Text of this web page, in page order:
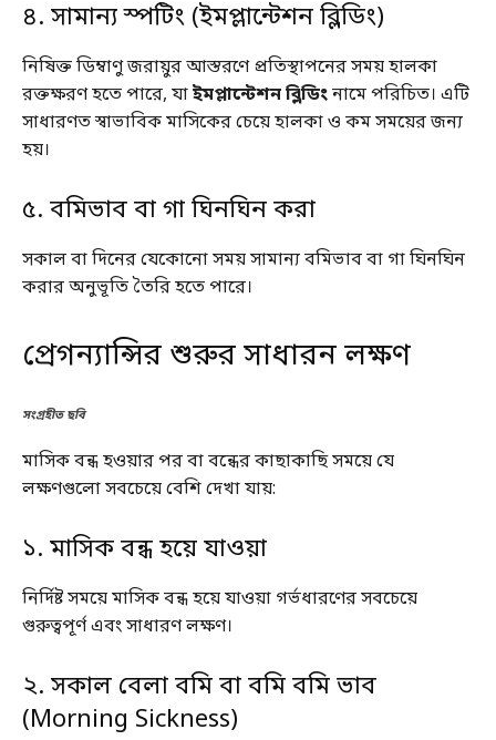
৪. সামান্য স্পটিং (ইমপ্লান্টেশন ব্লিডিং)
নিষিক্ত ডিম্বাণু জরায়ুর আস্তরণে প্রতিস্থাপনের সময় হালকা
রক্তক্ষরণ হতে পারে, যাইমপ্লান্টেশন ব্লিডিংনামে পরিচিত। এটি
সাধারণত স্বাভাবিক মাসিকের চেয়ে হালকা ও কম সময়ের জন্য
হয়।
৫. বমিভাব বা গা ঘিনঘিন করা
সকাল বা দিনের যেকোনো সময় সামান্য বমিভাব বা গা ঘিনঘিন
করার অনুভূতি তৈরি হতে পারে।
প্রেগন্যান্সির শুরুর সাধারন লক্ষণ
সংগ্রহীত ছবি
মাসিক বন্ধ হওয়ার পর বা বন্ধের কাছাকাছি সময়ে যে
লক্ষণগুলো সবচেয়ে বেশি দেখা যায়:
১. মাসিক বন্ধ হয়ে যাওয়া
নির্দিষ্ট সময়ে মাসিক বন্ধ হয়ে যাওয়া গর্ভধারণের সবচেয়ে
গুরুত্বপূর্ণ এবং সাধারণ লক্ষণ।
২. সকাল বেলা বমি বা বমি বমি ভাব
(Morning Sickness)